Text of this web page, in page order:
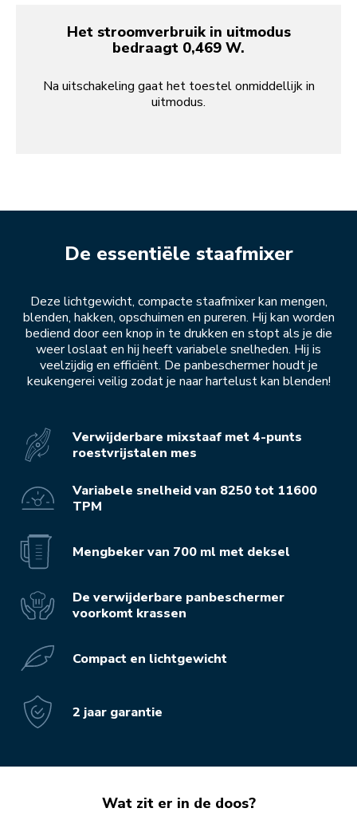
Het stroomverbruik in uitmodus
bedraagt 0,469 W.
Na uitschakeling gaat het toestel onmiddellijk in
uitmodus.
De essentiële staafmixer
Deze lichtgewicht, compacte staafmixer kan mengen,
blenden, hakken, opschuimen en pureren. Hij kan worden
bediend door een knop in te drukken en stopt als je die
weer loslaat en hij heeft variabele snelheden. Hij is
veelzijdig en efficiënt. De panbeschermer houdt je
keukengerei veilig zodat je naar hartelust kan blenden!
Verwijderbare mixstaaf met 4-punts
roestvrijstalen mes
Variabele snelheid van 8250 tot 11600
TPM
Mengbeker van 700 ml met deksel
De verwijderbare panbeschermer
voorkomt krassen
Compact en lichtgewicht
2 jaar garantie
Wat zit er in de doos?